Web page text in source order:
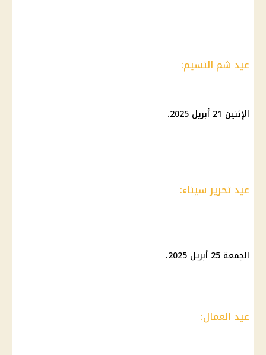
عيد شم النسيم:
الإثنين 21 أبريل 2025.
عيد تحرير سيناء:
الجمعة 25 أبريل 2025.
عيد العمال: